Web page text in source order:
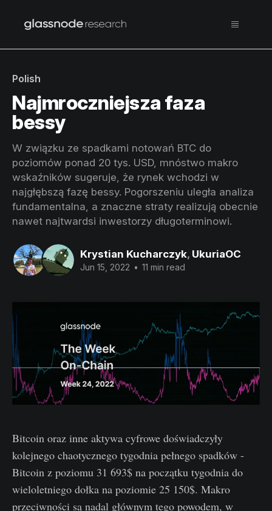
Polish
Najmroczniejsza faza
bessy
W związku ze spadkami notowań BTC do
poziomów ponad 20 tys. USD, mnóstwo makro
wskaźników sugeruje, że rynek wchodzi w
najgłębszą fazę bessy. Pogorszeniu uległa analiza
fundamentalna, a znaczne straty realizują obecnie
nawet najtwardsi inwestorzy długoterminowi.
Krystian Kucharczyk, UkuriaOC
Jun 15, 2022 • 11 min read
Bitcoin oraz inne aktywa cyfrowe doświadczyły
kolejnego chaotycznego tygodnia pełnego spadków -
Bitcoin z poziomu 31 693$ na początku tygodnia do
wieloletniego dołka na poziomie 25 150$. Makro
przeciwności są nadal głównym tego powodem, w